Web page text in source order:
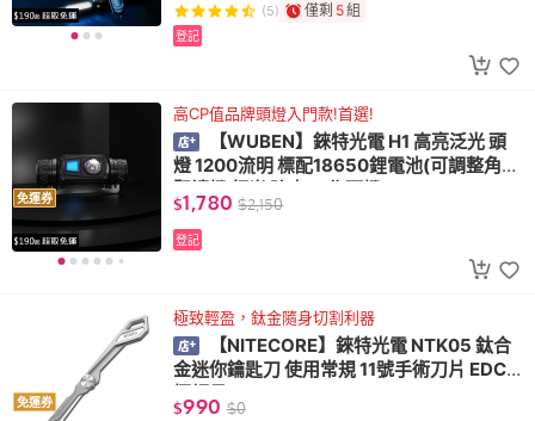
(5) 僅剩 5組
登記
免運券
高CP值品牌頭燈入門款!首選!
【WUBEN】錸特光電 H1 高亮泛光 頭
燈 1200流明 標配18650鋰電池(可調整角度
閱讀燈 紅光 防水 工作頭燈)
$1,780 $2,150
登記
免運券
極致輕盈，鈦金隨身切割利器
【NITECORE】錸特光電 NTK05 鈦合
金迷你鑰匙刀 使用常規 11號手術刀片 EDC
極輕量
$990 $0